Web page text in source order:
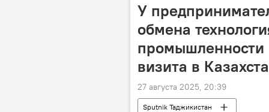
У
обмена
промышленности
визита в
27 августа 2025, 20:39
Sputnik Таджикистан